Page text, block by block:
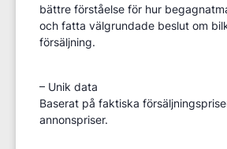
bättre förståelse för hur
och fatta välgrundade beslut om
försäljning.
– Unik data
Baserat på faktiska
annonspriser.